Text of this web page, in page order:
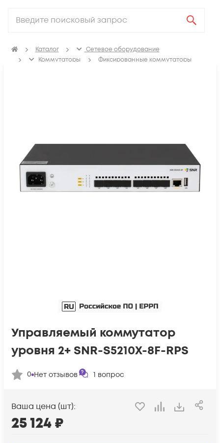
Каталог
Сетевое оборудование
Коммутаторы
Фиксированные коммутаторы
Управляемый коммутатор
уровня 2+ SNR-S5210X-8F-RPS
0 Нет отзывов 1 вопрос
Ваша цена (шт):
25 124₽